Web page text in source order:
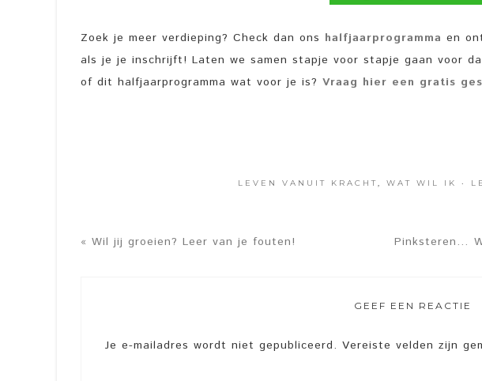
Zoek je meer verdieping? Check dan ons halfjaarprogramma en
als je je inschrijft! Laten we samen stapje voor stapje gaan voor
of dit halfjaarprogramma wat voor je is? Vraag hier een gratis
LEVEN VANUIT KRACHT, WAT WIL IK ·
« Wil jij groeien? Leer van je fouten! Pinksteren…
GEEF EEN REACTIE
Je e-mailadres wordt niet gepubliceerd. Vereiste velden zijn